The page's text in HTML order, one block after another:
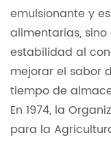
emulsionante y
alimentarias,
estabilidad al
mejorar el sabor
tiempo de
En 1974, la
para la